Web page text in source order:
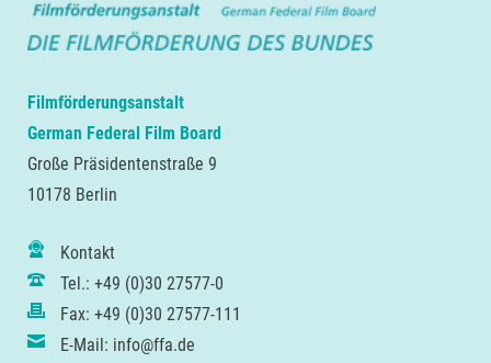
Filmförderungsanstalt
German Federal Film Board
Große Präsidentenstraße 9
10178 Berlin
Kontakt
Tel.: +49 (0)30 27577-0
Fax: +49 (0)30 27577-111
E-Mail: info@ffa.de